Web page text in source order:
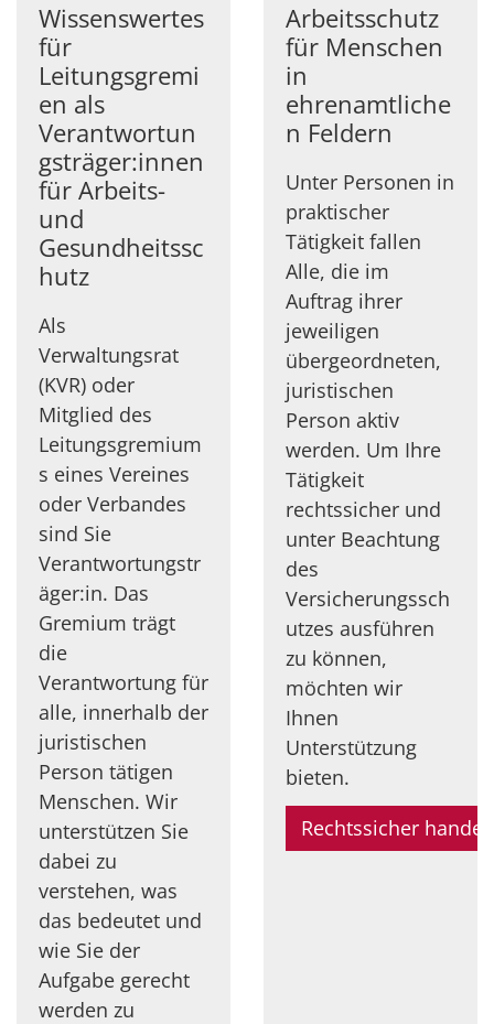
Wissenswertes
für
Leitungsgremi
en als
Verantwortun
gsträger:innen
für Arbeits-
und
Gesundheitssc
hutz
Als
Verwaltungsrat
(KVR) oder
Mitglied des
Leitungsgremium
s eines Vereines
oder Verbandes
sind Sie
Verantwortungstr
äger:in. Das
Gremium trägt
die
Verantwortung für
alle, innerhalb der
juristischen
Person tätigen
Menschen. Wir
unterstützen Sie
dabei zu
verstehen, was
das bedeutet und
wie Sie der
Aufgabe gerecht
werden zu
Arbeitsschutz
für Menschen
in
ehrenamtliche
n Feldern
Unter Personen in
praktischer
Tätigkeit fallen
Alle, die im
Auftrag ihrer
jeweiligen
übergeordneten,
juristischen
Person aktiv
werden. Um Ihre
Tätigkeit
rechtssicher und
unter Beachtung
des
Versicherungssch
utzes ausführen
zu können,
möchten wir
Ihnen
Unterstützung
bieten.
Rechtssicher